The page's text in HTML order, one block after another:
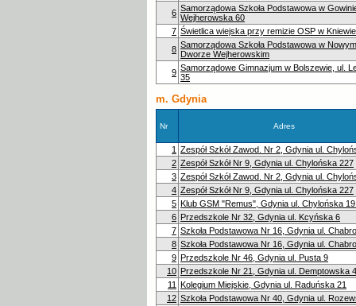
6 Samorządowa Szkoła Podstawowa w
Wejherowska 60
7 Świetlica wiejska przy remizie OSP w Kniewie
8 Samorządowa Szkoła Podstawowa w Nowym
Dworze Wejherowskim
9 Samorządowe Gimnazjum w Bolszewie, ul.
35
m. Gdynia
Nr Adres
1 Zespół Szkół Zawod. Nr 2, Gdynia ul.
2 Zespół Szkół Nr 9, Gdynia ul. Chylońska 227
3 Zespół Szkół Zawod. Nr 2, Gdynia ul.
4 Zespół Szkół Nr 9, Gdynia ul. Chylońska 227
5 Klub GSM "Remus", Gdynia ul. Chylońska
6 Przedszkole Nr 32, Gdynia ul. Kcyńska 6
7 Szkoła Podstawowa Nr 16, Gdynia ul.
8 Szkoła Podstawowa Nr 16, Gdynia ul.
9 Przedszkole Nr 46, Gdynia ul. Pusta 9
10 Przedszkole Nr 21, Gdynia ul. Demptowska
11 Kolegium Miejskie, Gdynia ul. Raduńska 21
12 Szkoła Podstawowa Nr 40, Gdynia ul.